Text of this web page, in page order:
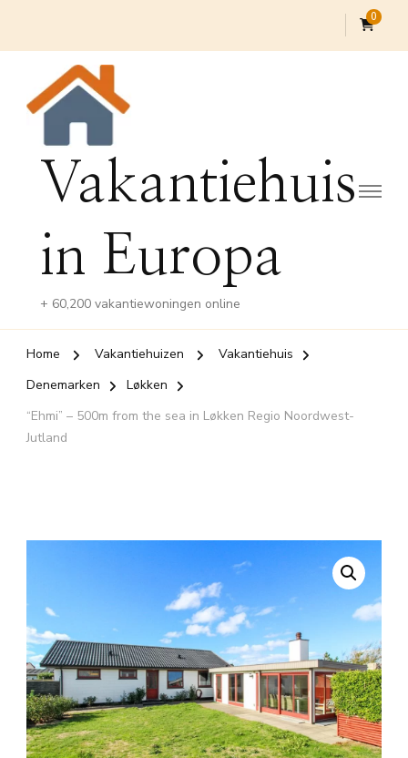
0
Vakantiehuis
in Europa
+ 60,200 vakantiewoningen online
Home Vakantiehuizen
Vakantiehuis
Denemarken
Løkken
“Ehmi” – 500m from the sea in Løkken Regio Noordwest-
Jutland